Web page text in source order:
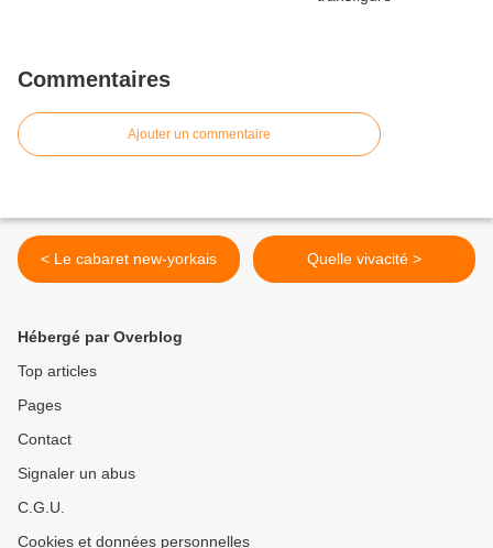
Commentaires
Ajouter un commentaire
< Le cabaret new-yorkais Quelle vivacité >
Hébergé par Overblog
Top articles
Pages
Contact
Signaler un abus
C.G.U.
Cookies et données personnelles